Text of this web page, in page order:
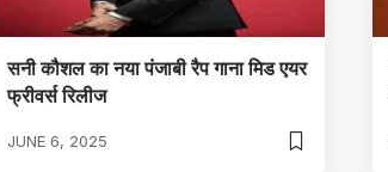
सनी कौशल का नया पंजाबी रैप गाना मिड एयर
फ्रीवर्स रिलीज
JUNE 6, 2025